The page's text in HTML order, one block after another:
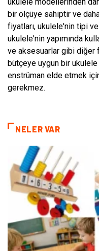
bir ölçüye sahiptir ve
fiyatları, ukulele'nin tipi
ukulele'nin yapımında
ve aksesuarlar gibi diğer
bütçeye uygun bir
enstrüman elde etmek
gerekmez.
NELER VAR